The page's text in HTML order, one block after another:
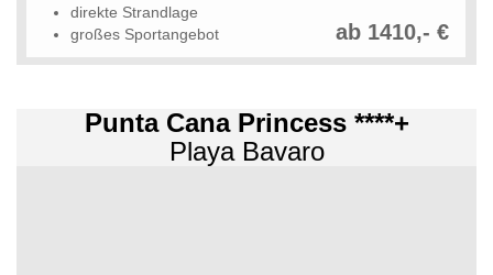
direkte Strandlage
großes Sportangebot
ab 1410,- €
Punta Cana Princess ****+
Playa Bavaro